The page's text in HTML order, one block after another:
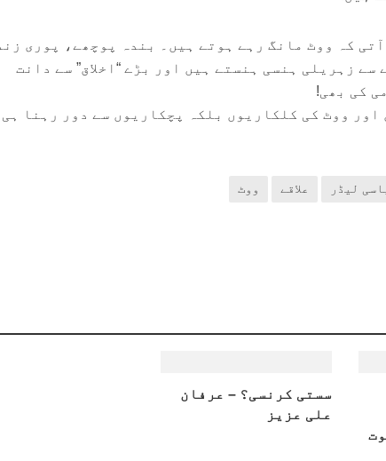
کہ ووٹ مانگ رہے ہوتے ہیں۔ بندہ پوچھے، پوری
زہریلی ہنسی ہنستے ہیں اور بڑے “اخلاق” سے دانت
کی بھی!
اور ووٹ کی کلکاریوں بلکہ پچکاریوں سے دور رہنا
لیڈر علاقے ووٹ
سستی کرنسی؟ – عرفان
علی عزیز